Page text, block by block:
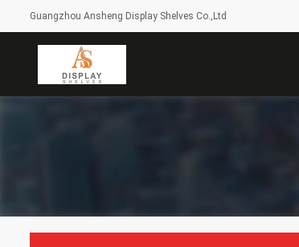
Guangzhou Ansheng Display Shelves Co.,Ltd